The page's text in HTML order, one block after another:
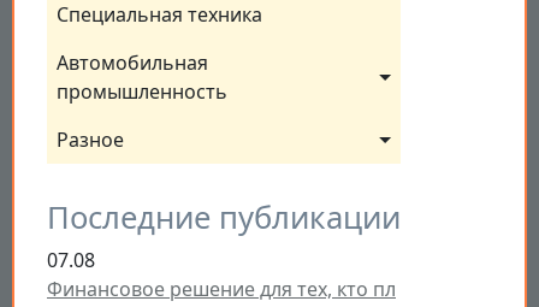
Специальная техника
Автомобильная
промышленность
Разное
Последние публикации
07.08
Финансовое решение для тех, кто пл